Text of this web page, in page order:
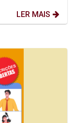
LER MAIS